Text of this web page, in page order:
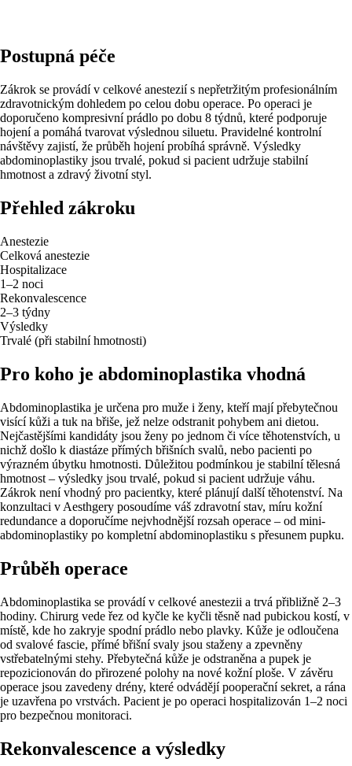
Postupná péče
Zákrok se provádí v celkové anestezií s nepřetržitým profesionálním
zdravotnickým dohledem po celou dobu operace. Po operaci je
doporučeno kompresivní prádlo po dobu 8 týdnů, které podporuje
hojení a pomáhá tvarovat výslednou siluetu. Pravidelné kontrolní
návštěvy zajistí, že průběh hojení probíhá správně. Výsledky
abdominoplastiky jsou trvalé, pokud si pacient udržuje stabilní
hmotnost a zdravý životní styl.
Přehled zákroku
Anestezie
Celková anestezie
Hospitalizace
1–2 noci
Rekonvalescence
2–3 týdny
Výsledky
Trvalé (při stabilní hmotnosti)
Pro koho je abdominoplastika vhodná
Abdominoplastika je určena pro muže i ženy, kteří mají přebytečnou
visící kůži a tuk na břiše, jež nelze odstranit pohybem ani dietou.
Nejčastějšími kandidáty jsou ženy po jednom či více těhotenstvích, u
nichž došlo k diastáze přímých břišních svalů, nebo pacienti po
výrazném úbytku hmotnosti. Důležitou podmínkou je stabilní tělesná
hmotnost – výsledky jsou trvalé, pokud si pacient udržuje váhu.
Zákrok není vhodný pro pacientky, které plánují další těhotenství. Na
konzultaci v Aesthgery posoudíme váš zdravotní stav, míru kožní
redundance a doporučíme nejvhodnější rozsah operace – od mini-
abdominoplastiky po kompletní abdominoplastiku s přesunem pupku.
Průběh operace
Abdominoplastika se provádí v celkové anestezii a trvá přibližně 2–3
hodiny. Chirurg vede řez od kyčle ke kyčli těsně nad pubickou kostí, v
místě, kde ho zakryje spodní prádlo nebo plavky. Kůže je odloučena
od svalové fascie, přímé břišní svaly jsou staženy a zpevněny
vstřebatelnými stehy. Přebytečná kůže je odstraněna a pupek je
repozicionován do přirozené polohy na nové kožní ploše. V závěru
operace jsou zavedeny drény, které odvádějí pooperační sekret, a rána
je uzavřena po vrstvách. Pacient je po operaci hospitalizován 1–2 noci
pro bezpečnou monitoraci.
Rekonvalescence a výsledky